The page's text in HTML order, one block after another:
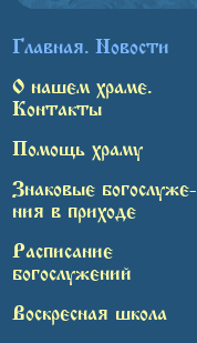
Главная. Новости
О нашем храме.
Контакты
Помощь храму
Знаковые богослуже-
ния в приходе
Расписание
богослужений
Воскресная школа